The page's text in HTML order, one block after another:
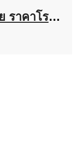
0863771698 พลาสติกมีเดีย ราคาโรงงาน | จำหน่าย Plastic Media สำหรับระบบบำบัดน้ำเสีย